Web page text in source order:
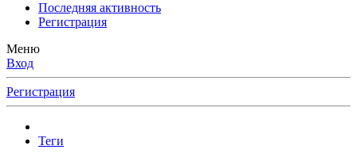
Последняя активность
Регистрация
Меню
Вход
Регистрация
Теги